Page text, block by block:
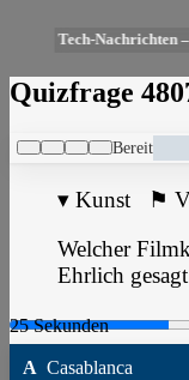
Tech-Nachrichten
Quizfrage
Bereit
▾ Kunst ⚑
Welcher
Ehrlich
A Casablanca